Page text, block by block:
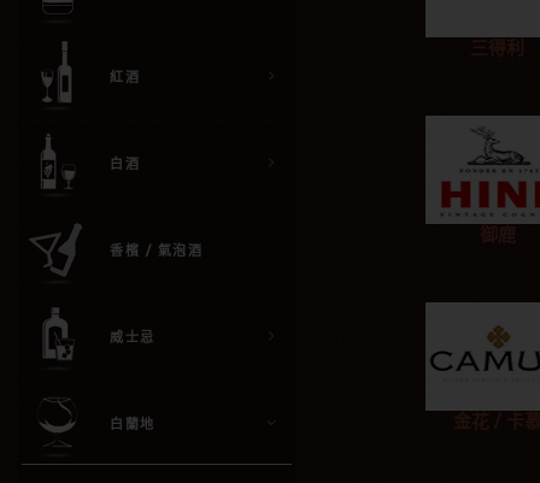
紅酒
白酒
香檳 / 氣泡酒
威士忌
白蘭地
三得利
御鹿
金花 / 卡